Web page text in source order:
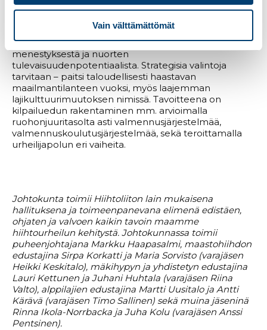
Vain välttämättömät
hyvähenkiset keskustelut lajien ympärillä, mikä näkyy
myös johtoryhmätoiminnassa.
Ski Sport Finlandin kuulumisissa iloittiin junnupuolen
menestyksestä ja nuorten
tulevaisuudenpotentiaalista. Strategisia valintoja
tarvitaan – paitsi taloudellisesti haastavan
maailmantilanteen vuoksi, myös laajemman
lajikulttuurimuutoksen nimissä. Tavoitteena on
kilpailuedun rakentaminen mm. arvioimalla
ruohonjuuritasolta asti valmennusjärjestelmää,
valmennuskoulutusjärjestelmää, sekä teroittamalla
urheilijapolun eri vaiheita.
Johtokunta toimii Hiihtoliiton lain mukaisena
hallituksena ja toimeenpanevana elimenä edistäen,
ohjaten ja valvoen kaikin tavoin maamme
hiihtourheilun kehitystä. Johtokunnassa toimii
puheenjohtajana Markku Haapasalmi, maastohiihdon
edustajina Sirpa Korkatti ja Maria Sorvisto (varajäsen
Heikki Keskitalo), mäkihypyn ja yhdistetyn edustajina
Lauri Kettunen ja Juhani Huhtala (varajäsen Riina
Valto), alppilajien edustajina Martti Uusitalo ja Antti
Kärävä (varajäsen Timo Sallinen) sekä muina jäseninä
Rinna Ikola-Norrbacka ja Juha Kolu (varajäsen Anssi
Pentsinen).